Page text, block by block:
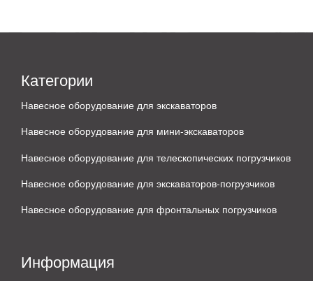
Категории
Навесное оборудование для экскаваторов
Навесное оборудование для мини-экскаваторов
Навесное оборудование для телескопических погрузчиков
Навесное оборудование для экскаваторов-погрузчиков
Навесное оборудование для фронтальных погрузчиков
Информация